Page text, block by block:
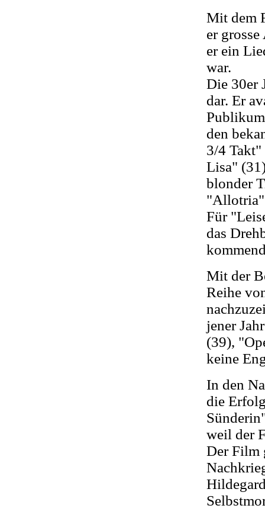
Mit dem
er
er ein
war.
Die 30er
dar. Er
den
3/4
Lisa"
blonder
Für
das
Mit der
Reihe
jener
(39),
keine
In den
die
weil der
Der Film